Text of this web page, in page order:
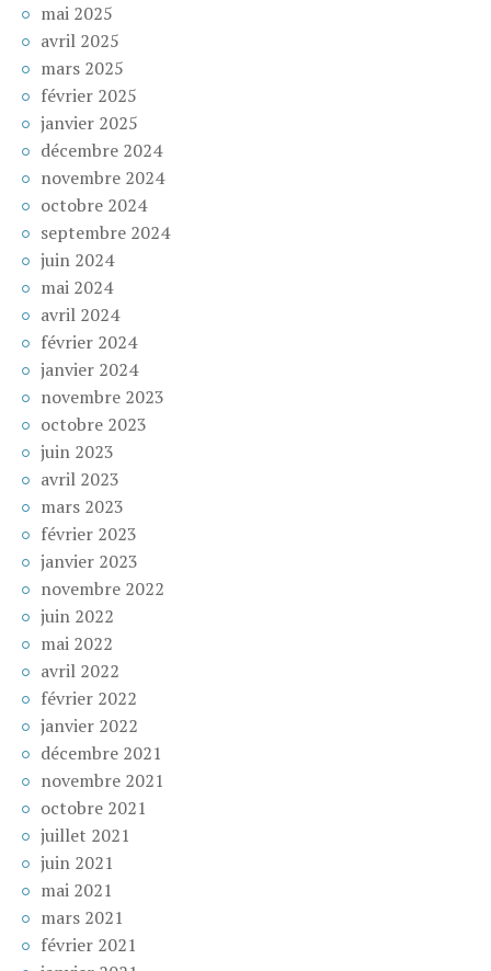
mai 2025
avril 2025
mars 2025
février 2025
janvier 2025
décembre 2024
novembre 2024
octobre 2024
septembre 2024
juin 2024
mai 2024
avril 2024
février 2024
janvier 2024
novembre 2023
octobre 2023
juin 2023
avril 2023
mars 2023
février 2023
janvier 2023
novembre 2022
juin 2022
mai 2022
avril 2022
février 2022
janvier 2022
décembre 2021
novembre 2021
octobre 2021
juillet 2021
juin 2021
mai 2021
mars 2021
février 2021